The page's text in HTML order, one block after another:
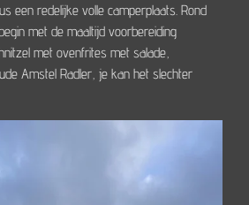
een redelijke volle camperplaats. Rond
met de maaltijd voorbereiding
met ovenfrites met salade,
Amstel Radler, je kan het slechter